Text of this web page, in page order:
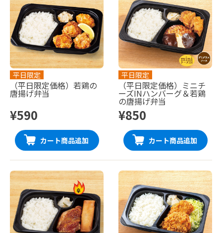
平日限定
（平日限定価格）若鶏の
唐揚げ弁当
¥590
カート商品追加
平日限定
（平日限定価格）ミニチ
ーズINハンバーグ＆若鶏
の唐揚げ弁当
¥850
カート商品追加